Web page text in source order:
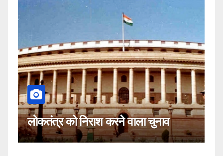
करने वाला चुनाव
कहीं यह सीजेआई के
नहीं!